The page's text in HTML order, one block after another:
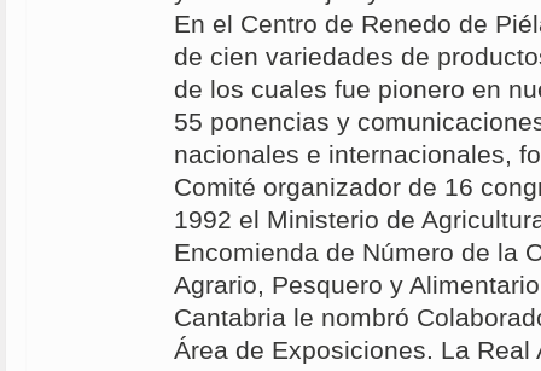
En el Centro de Renedo de
de cien variedades de
de los cuales fue pionero en
55 ponencias y
nacionales e internacionales,
Comité organizador de 16
1992 el Ministerio de
Encomienda de Número de la
Agrario, Pesquero y
Cantabria le nombró
Área de Exposiciones. La Real